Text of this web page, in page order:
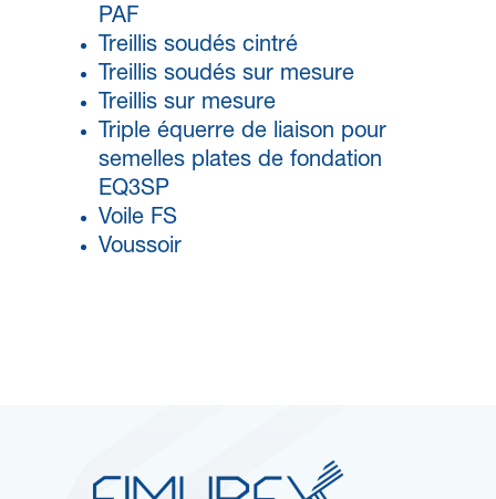
PAF
Treillis soudés cintré
Treillis soudés sur mesure
Treillis sur mesure
Triple équerre de liaison pour
semelles plates de fondation
EQ3SP
Voile FS
Voussoir